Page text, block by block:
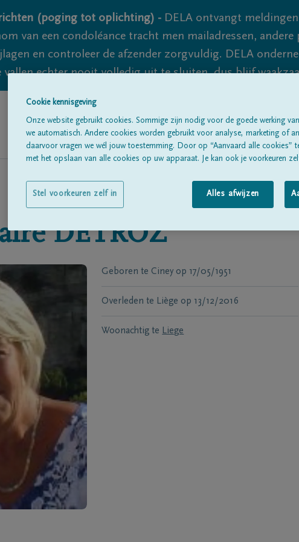
(poging tot oplichting) - DELA ontvangt
van een condoléance tracht men mailadressen,
en controleer de afzender zorgvuldig. DELA
echter nooit volledig uit te sluiten, dus blijf
Alle rouwberichten
DETROZ
Geboren te Ciney op 17/05/1951
Overleden te Liège op 13/12/2016
Woonachtig te Liege
Cookie kennisgeving
Onze website gebruikt cookies. Sommige zijn nodig voor de goede werking
we automatisch. Andere cookies worden gebruikt voor analyse, marketing of
daarvoor vragen we wél jouw toestemming. Door op “Aanvaard alle cookies”
met het opslaan van alle cookies op uw apparaat. Je kan ook je voorkeuren
Alles afwijzen
Stel voorkeuren zelf in